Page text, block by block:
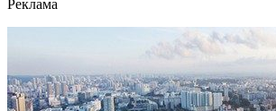
Реклама